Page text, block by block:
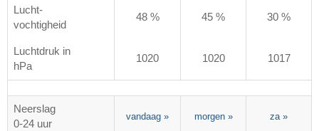
Lucht-
vochtigheid
48 % 45 % 30 %
Luchtdruk in
hPa
1020 1020 1017
Neerslag
0-24 uur
vandaag » morgen » za »